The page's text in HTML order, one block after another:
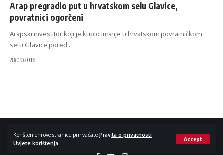
Korištenjem ove stranice prihvaćate Pravila o privatnosti i
Uvjete korištenja
Accept
Arap pregradio put u hrvatskom selu Glavice,
povratnici ogorčeni
Arapski investitor koji je kupio imanje u hrvatskom povratničkom
selu Glavice pored…
28/09/2016